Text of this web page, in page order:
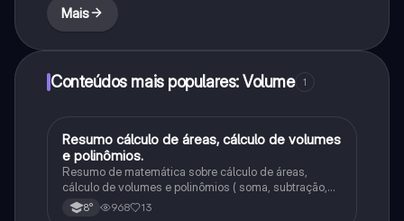
Mais
Conteúdos mais populares: Volume 1
Matematica
Resumo cálculo de áreas, cálculo de volumes
e polinômios.
Resumo de matemática sobre cálculo de áreas,
cálculo de volumes e polinômios ( soma, subtração,
multiplicação )
8° 968 13